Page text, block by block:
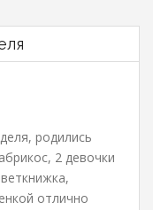
родились
2 девочки
отлично